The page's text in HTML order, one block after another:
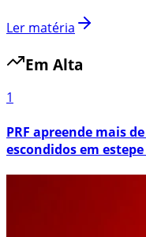
Ler matéria
Em Alta
1
PRF apreende mais
escondidos em